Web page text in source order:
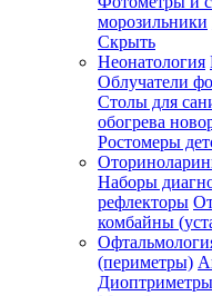
менеджер
Отслеживание
статуса
заказа
морозильники
Скрыть
Неонатология
Облучатели
Столы для
обогрева
Ростомеры
Наборы
рефлекторы
комбайны
(периметры)